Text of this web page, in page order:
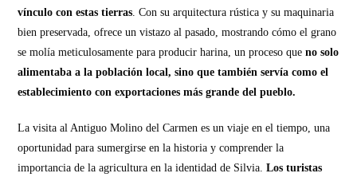
vínculo con estas tierras. Con su arquitectura rústica y su maquinaria
bien preservada, ofrece un vistazo al pasado, mostrando cómo el grano
se molía meticulosamente para producir harina, un proceso queno solo
alimentaba a la población local, sino que también servía como el
establecimiento con exportaciones más grande del pueblo.
La visita al Antiguo Molino del Carmen es un viaje en el tiempo, una
oportunidad para sumergirse en la historia y comprender la
importancia de la agricultura en la identidad de Silvia.Los turistas